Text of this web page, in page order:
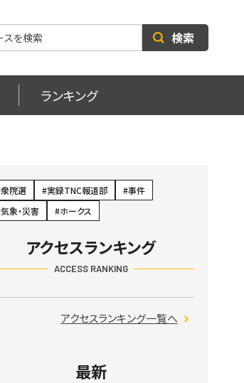
検索
ランキング
衆院選 実録TNC報道部
事件
気象・災害
ホークス
アクセスランキング
ACCESS RANKING
アクセスランキング一覧へ
最新